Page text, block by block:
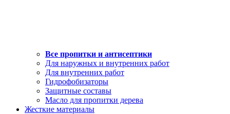
Все пропитки и антисептики
Для наружных и внутренних работ
Для внутренних работ
Гидрофобизаторы
Защитные составы
Масло для пропитки дерева
Жесткие материалы